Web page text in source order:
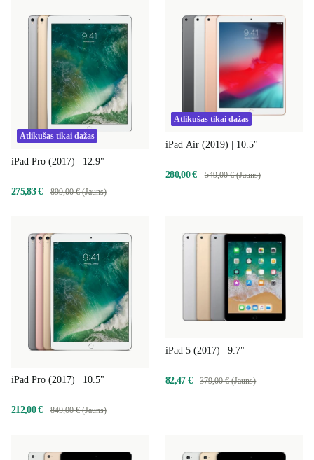
Atlikušas tikai dažas
iPad Pro (2017) | 12.9"
275,83 € 899,00 € (Jauns)
Atlikušas tikai dažas
iPad Air (2019) | 10.5"
280,00 € 549,00 € (Jauns)
iPad Pro (2017) | 10.5"
212,00 € 849,00 € (Jauns)
iPad 5 (2017) | 9.7"
82,47 € 379,00 € (Jauns)